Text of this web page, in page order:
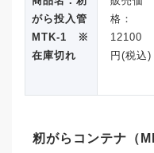
がら投入管
MTK-1 ※
在庫切れ
格：
12100
円(税込)
籾がらコンテナ（